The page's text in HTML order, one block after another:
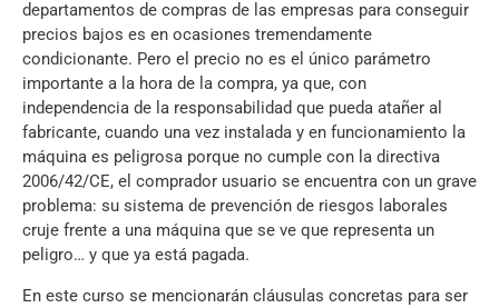
departamentos de compras de las empresas para conseguir
precios bajos es en ocasiones tremendamente
condicionante. Pero el precio no es el único parámetro
importante a la hora de la compra, ya que, con
independencia de la responsabilidad que pueda atañer al
fabricante, cuando una vez instalada y en funcionamiento la
máquina es peligrosa porque no cumple con la directiva
2006/42/CE, el comprador usuario se encuentra con un grave
problema: su sistema de prevención de riesgos laborales
cruje frente a una máquina que se ve que representa un
peligro… y que ya está pagada.
En este curso se mencionarán cláusulas concretas para ser